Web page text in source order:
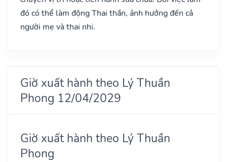
đó có thể làm động Thai thần, ảnh hưởng đến cả
người mẹ và thai nhi.
Giờ xuất hành theo Lý Thuần
Phong 12/04/2029
Giờ xuất hành theo Lý Thuần
Phong